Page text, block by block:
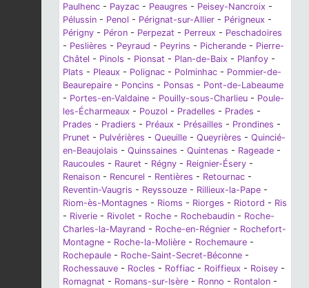
Paulhenc - Payzac - Peaugres - Peisey-Nancroix -
Pélussin - Penol - Pérignat-sur-Allier - Périgneux -
Périgny - Péron - Perpezat - Perreux - Peschadoires
- Peslières - Peyraud - Peyrins - Picherande - Pierre-
Châtel - Pinols - Pionsat - Plan-de-Baix - Planfoy -
Plats - Pleaux - Polignac - Polminhac - Pommier-de-
Beaurepaire - Poncins - Ponsas - Pont-de-Labeaume
- Portes-en-Valdaine - Pouilly-sous-Charlieu - Poule-
les-Écharmeaux - Pouzol - Pradelles - Prades -
Prades - Pradiers - Préaux - Présailles - Prondines -
Prunet - Pulvérières - Queuille - Queyrières - Quincié-
en-Beaujolais - Quinssaines - Quintenas - Rageade -
Raucoules - Rauret - Régny - Reignier-Ésery -
Renaison - Rencurel - Rentières - Retournac -
Reventin-Vaugris - Reyssouze - Rillieux-la-Pape -
Riom-ès-Montagnes - Rioms - Riorges - Riotord - Ris
- Riverie - Rivolet - Roche - Rochebaudin - Roche-
Charles-la-Mayrand - Roche-en-Régnier - Rochefort-
Montagne - Roche-la-Molière - Rochemaure -
Rochepaule - Roche-Saint-Secret-Béconne -
Rochessauve - Rocles - Roffiac - Roiffieux - Roisey -
Romagnat - Romans-sur-Isère - Ronno - Rontalon -